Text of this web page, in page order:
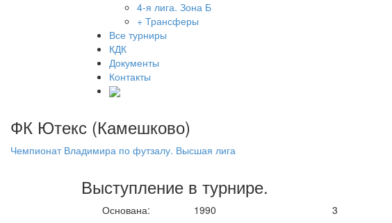
4-я лига. Зона Б
+ Трансферы
Все турниры
КДК
Документы
Контакты
ФК Ютекс (Камешково)
Чемпионат Владимира по футзалу. Высшая лига
Выступление в турнире.
Основана: 1990
3